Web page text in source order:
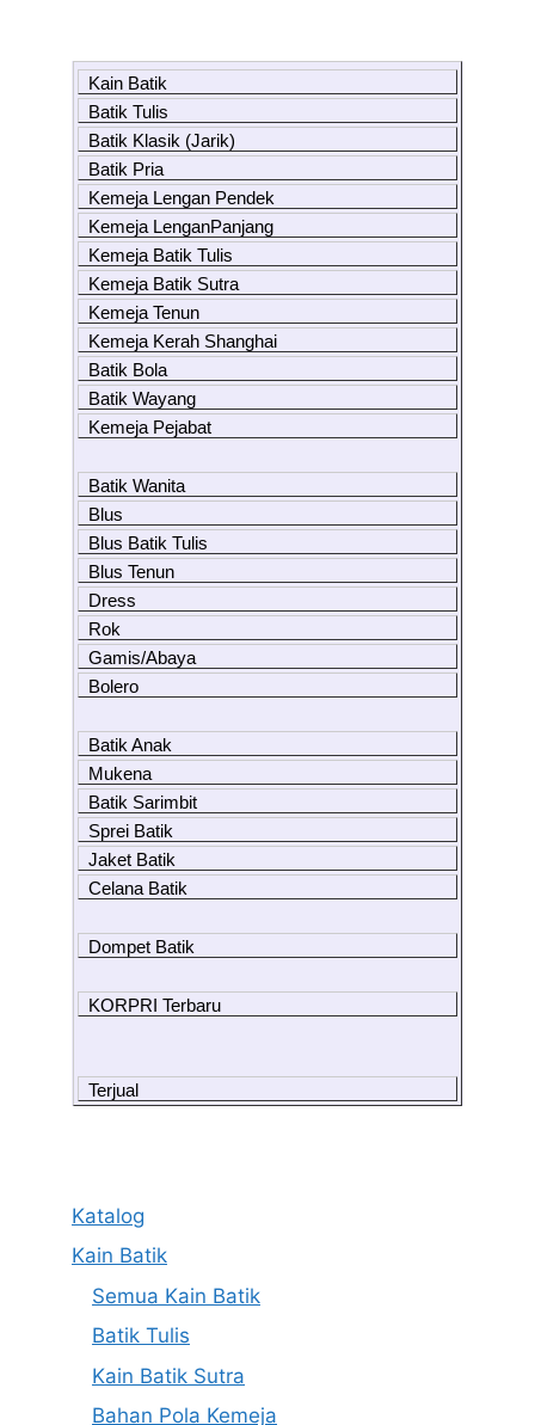
Kain Batik
Batik Tulis
Batik Klasik (Jarik)
Batik Pria
Kemeja Lengan Pendek
Kemeja LenganPanjang
Kemeja Batik Tulis
Kemeja Batik Sutra
Kemeja Tenun
Kemeja Kerah Shanghai
Batik Bola
Batik Wayang
Kemeja Pejabat
Batik Wanita
Blus
Blus Batik Tulis
Blus Tenun
Dress
Rok
Gamis/Abaya
Bolero
Batik Anak
Mukena
Batik Sarimbit
Sprei Batik
Jaket Batik
Celana Batik
Dompet Batik
KORPRI Terbaru
Terjual
Katalog
Kain Batik
Semua Kain Batik
Batik Tulis
Kain Batik Sutra
Bahan Pola Kemeja